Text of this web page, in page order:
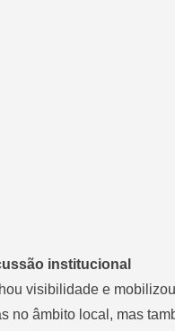
institucional
visibilidade e
no âmbito local, mas